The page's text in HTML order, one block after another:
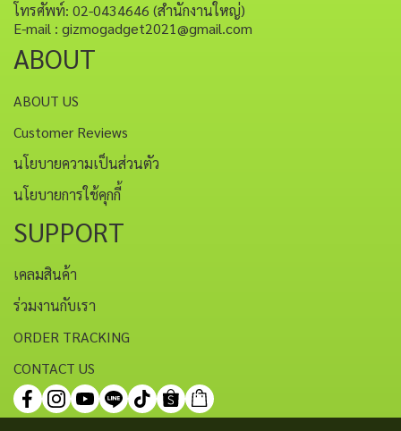
โทรศัพท์: 02-0434646 (สำนักงานใหญ่)
E-mail : gizmogadget2021@gmail.com
ABOUT
ABOUT US
Customer Reviews
นโยบายความเป็นส่วนตัว
นโยบายการใช้คุกกี้
SUPPORT
เคลมสินค้า
ร่วมงานกับเรา
ORDER TRACKING
CONTACT US